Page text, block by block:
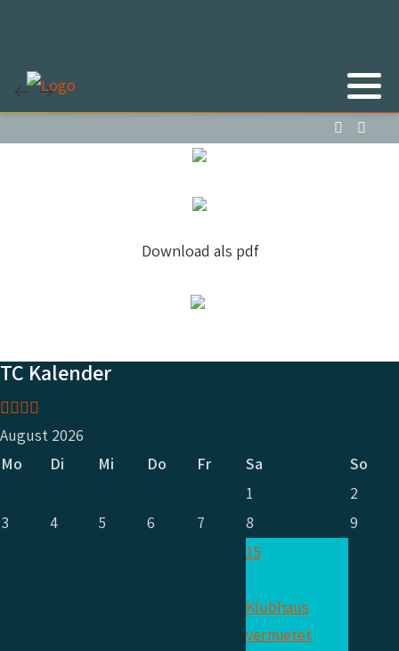
Download als pdf
TC Kalender
Vorheriges
Jahr
Vorheriger
Monat
Nächstes
Jahr
Nächstes
Monat
August 2026
Mo
Di Mi Do Fr Sa
So
1
2
3
4 5 6 7 8 9
15
Klubhaus
vermietet